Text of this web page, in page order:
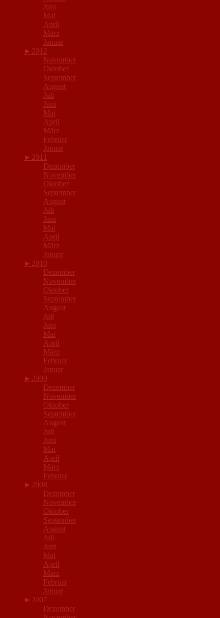
Juni
Mai
April
März
Januar
► 2012
November
Oktober
September
August
Juli
Juni
Mai
April
März
Februar
Januar
► 2011
Dezember
November
Oktober
September
August
Juli
Juni
Mai
April
März
Januar
► 2010
Dezember
November
Oktober
September
August
Juli
Juni
Mai
April
März
Februar
Januar
► 2009
Dezember
November
Oktober
September
August
Juli
Juni
Mai
April
März
Februar
► 2008
Dezember
November
Oktober
September
August
Juli
Juni
Mai
April
März
Februar
Januar
► 2007
Dezember